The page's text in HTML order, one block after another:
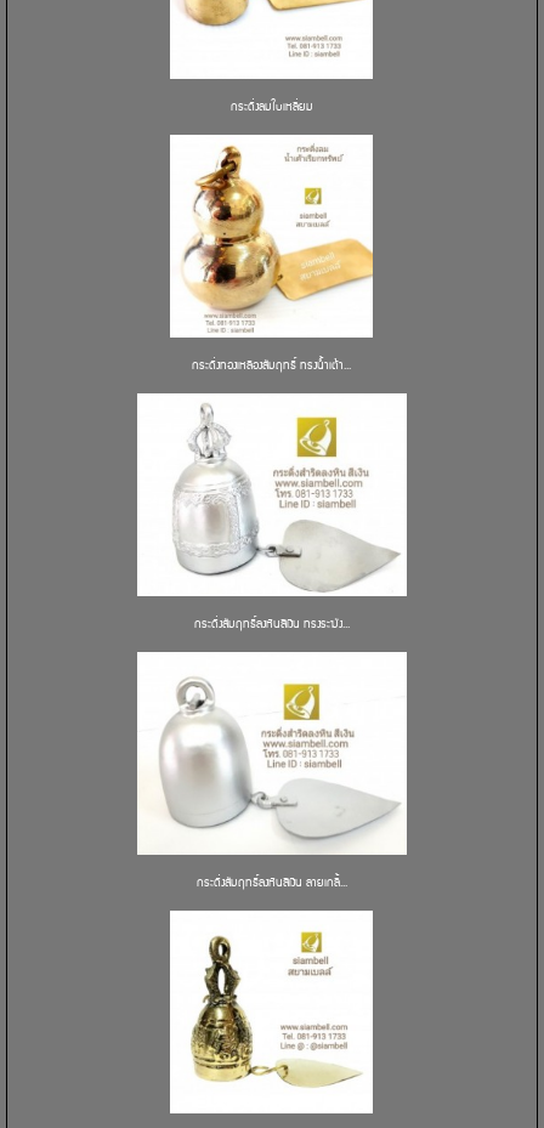
กระดิ่งลมใบเหลี่ยม
กระดิ่งทองเหลืองสัมฤทธิ์ ทรงน้ำเต้า...
กระดิ่งสัมฤทธิ์ลงหินสีเงิน ทรงระฆัง...
กระดิ่งสัมฤทธิ์ลงหินสีเงิน ลายเกลี้...